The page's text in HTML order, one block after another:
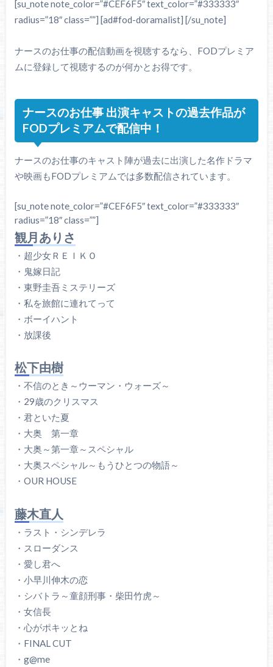
[su_note note_color=”#CEF6F5″ text_color=”#333333″
radius=”18″ class=””] [ad#fod-doramalist] [/su_note]
ナースのお仕事の配信動画を視聴するなら、FODプレミア
ムに登録して視聴するのが何かとお得です。
ナースのお仕事 出演キャストの過去作品が
FODプレミアムで配信中！
ナースのお仕事のキャスト陣が過去に出演した名作ドラマ
や映画もFODプレミアムでは多数配信されています。
[su_note note_color=”#CEF6F5″ text_color=”#333333″
radius=”18″ class=””]
観月ありさ
・超少女ＲＥＩＫＯ
・鬼嫁日記
・東野圭吾ミステリーズ
・私を旅館に連れてって
・ボーイハント
・放課後
松下由樹
・不信のとき～ウーマン・ウォーズ～
・29歳のクリスマス
・君といた夏
・大奥 第一章
・大奥～第一章～スペシャル
・大奥スペシャル～もうひとつの物語～
・OUR HOUSE
藤木直人
・ラスト・シンデレラ
・スローダンス
・愛し君へ
・小早川伸木の恋
・シバトラ～童顔刑事・柴田竹虎～
・女信長
・心がポキッとね
・FINAL CUT
・g@me